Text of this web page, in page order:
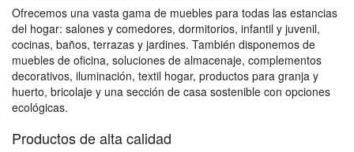
Ofrecemos una vasta gama de muebles para todas las estancias
del hogar: salones y comedores, dormitorios, infantil y juvenil,
cocinas, baños, terrazas y jardines. También disponemos de
muebles de oficina, soluciones de almacenaje, complementos
decorativos, iluminación, textil hogar, productos para granja y
huerto, bricolaje y una sección de casa sostenible con opciones
ecológicas.
Productos de alta calidad